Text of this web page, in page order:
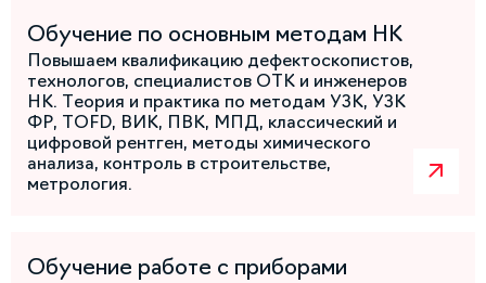
Обучение по основным методам НК
Повышаем квалификацию дефектоскопистов,
технологов, специалистов ОТК и инженеров
НК. Теория и практика по методам УЗК, УЗК
ФР, TOFD, ВИК, ПВК, МПД, классический и
цифровой рентген, методы химического
анализа, контроль в строительстве,
метрология.
Обучение работе с приборами